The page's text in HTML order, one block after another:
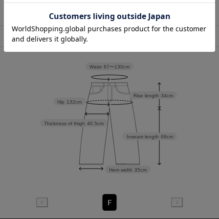
Inseam length 69cm
Rise length 34cm
Hem width 35cm
Thickness of thigh 40.5cm
Hip 132cm
Waist 67〜130cm
F